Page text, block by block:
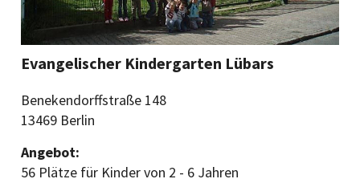
Evangelischer Kindergarten Lübars
Benekendorffstraße 148
13469 Berlin
Angebot:
56 Plätze für Kinder von 2 - 6 Jahren